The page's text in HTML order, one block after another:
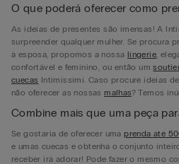
O que poderá oferecer como
As ideias de presentes são imensas! A
surpreender qualquer mulher. Se procura
à esposa, propomos a nossa lingerie,
confortável e feminino, ou então um
cuecas Intimissimi. Caso procure ideias
não oferecer as nossasmalhas? Temos
Combine mais que uma peça
Se gostaria de oferecer umaprenda até
e umas cuecas e obtenha o conjunto
receber irá adorar! Pode fazer o mesmo